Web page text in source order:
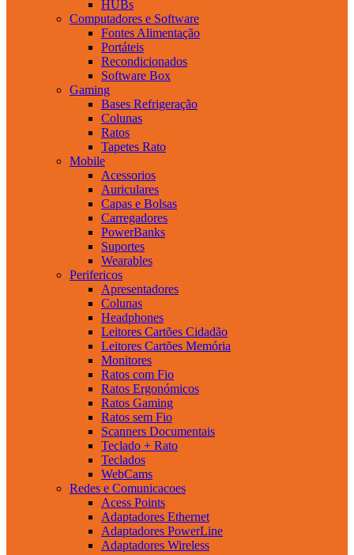
HUBs
Computadores e Software
Fontes Alimentação
Portáteis
Recondicionados
Software Box
Gaming
Bases Refrigeração
Colunas
Ratos
Tapetes Rato
Mobile
Acessorios
Auriculares
Capas e Bolsas
Carregadores
PowerBanks
Suportes
Wearables
Perifericos
Apresentadores
Colunas
Headphones
Leitores Cartões Cidadão
Leitores Cartões Memória
Monitores
Ratos com Fio
Ratos Ergonómicos
Ratos Gaming
Ratos sem Fio
Scanners Documentais
Teclado + Rato
Teclados
WebCams
Redes e Comunicacoes
Acess Points
Adaptadores Ethernet
Adaptadores PowerLine
Adaptadores Wireless